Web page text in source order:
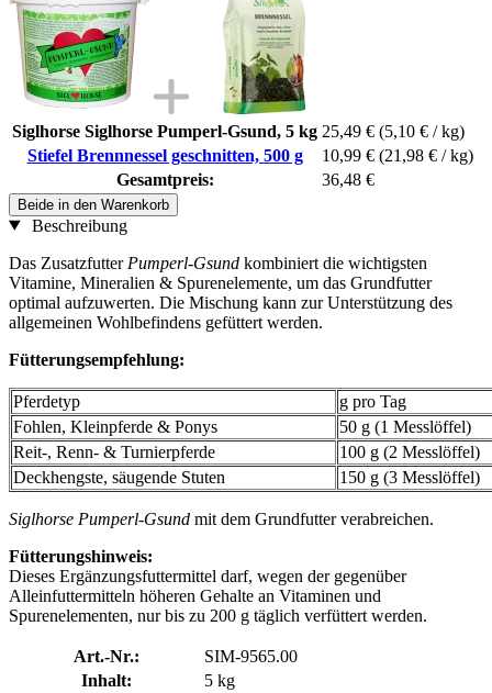
Siglhorse Siglhorse Pumperl-Gsund, 5 kg 25,49 € (5,10 € / kg)
Stiefel Brennnessel geschnitten, 500 g
10,99 € (21,98 € / kg)
Gesamtpreis:
36,48 €
Beide in den Warenkorb
Beschreibung
Das Zusatzfutter Pumperl-Gsund kombiniert die wichtigsten
Vitamine, Mineralien & Spurenelemente, um das Grundfutter
optimal aufzuwerten. Die Mischung kann zur Unterstützung des
allgemeinen Wohlbefindens gefüttert werden.
Fütterungsempfehlung:
Pferdetyp
g pro Tag
Fohlen, Kleinpferde & Ponys
50 g (1 Messlöffel)
Reit-, Renn- & Turnierpferde
100 g (2 Messlöffel)
Deckhengste, säugende Stuten
150 g (3 Messlöffel)
Siglhorse Pumperl-Gsund mit dem Grundfutter verabreichen.
Fütterungshinweis:
Dieses Ergänzungsfuttermittel darf, wegen der gegenüber
Alleinfuttermitteln höheren Gehalte an Vitaminen und
Spurenelementen, nur bis zu 200 g täglich verfüttert werden.
Art.-Nr.:
SIM-9565.00
Inhalt:
5 kg